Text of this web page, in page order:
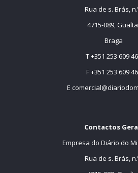
Rua de s. Brás,
4715-089,
Braga
T +351 253 609
F +351 253 609
E
Contactos
Empresa do Diário do
Rua de s. Brás,